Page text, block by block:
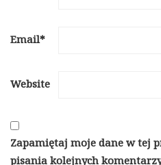
Email*
Website
Zapamiętaj moje dane w tej
pisania kolejnych